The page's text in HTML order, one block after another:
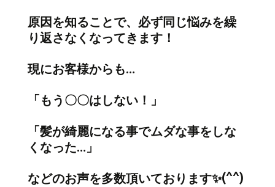
原因を知ることで、必ず同じ悩みを繰
り返さなくなってきます！
現にお客様からも…
「もう〇〇はしない！」
「髪が綺麗になる事でムダな事をしな
くなった…」
などのお声を多数頂いております✨(^^)